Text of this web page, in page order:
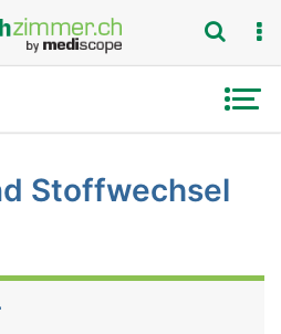
Stoffwechsel